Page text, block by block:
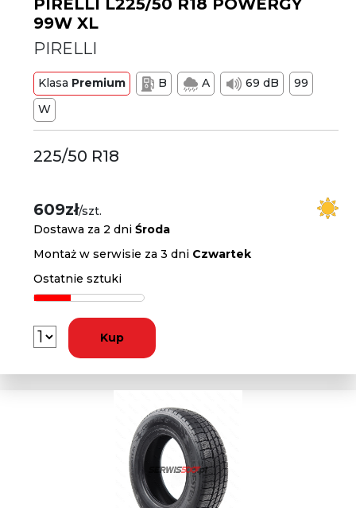
PIRELLI L225/50 R18 POWERGY
99W XL
PIRELLI
Klasa Premium B A 69 dB
99
W
225/50 R18
609zł/szt.
Dostawa za 2 dniŚroda
Montaż w serwisie za 3 dni Czwartek
Ostatnie sztuki
Kup